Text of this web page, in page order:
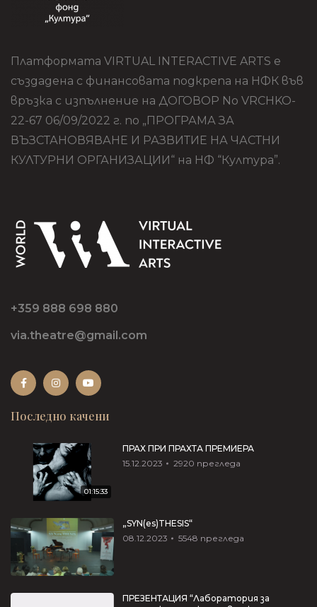
Платформата VIRTUAL INTERACTIVE ARTS е
създадена с финансовата подкрепа на НФК във
връзка с изпълнение на ДОГОВОР No VRCHKO-
22-67 06/09/2022 г. по „ПРОГРАМА ЗА
ВЪЗСТАНОВЯВАНЕ И РАЗВИТИЕ НА ЧАСТНИ
КУЛТУРНИ ОРГАНИЗАЦИИ“ на НФ “Култура”.
+359 888 698 880
via.theatre@gmail.com
Последно качени
01:15:33
ПРАХ ПРИ ПРАХТА ПРЕМИЕРА
15.12.2023
2920 прегледа
„SYN(es)THESIS“
08.12.2023
5548 прегледа
ПРЕЗЕНТАЦИЯ “Лаборатория за